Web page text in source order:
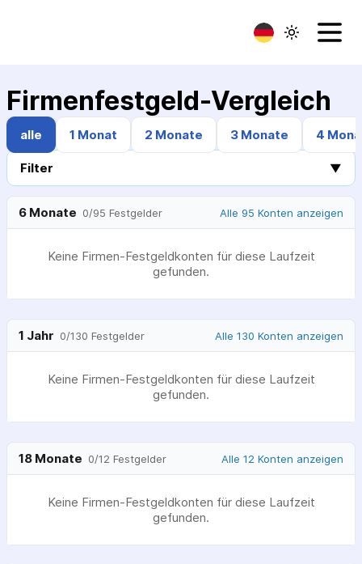
Firmenfestgeld-Vergleich
alle 1 Monat 2 Monate 3 Monate 4
Filter ▼
6 Monate 0/95 Festgelder Alle 95 Konten anzeigen
Keine Firmen-Festgeldkonten für diese Laufzeit
gefunden.
1 Jahr 0/130 Festgelder Alle 130 Konten anzeigen
Keine Firmen-Festgeldkonten für diese Laufzeit
gefunden.
18 Monate 0/12 Festgelder Alle 12 Konten anzeigen
Keine Firmen-Festgeldkonten für diese Laufzeit
gefunden.